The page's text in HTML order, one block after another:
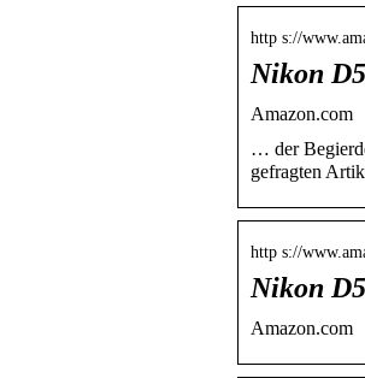
http s://
Nikon
Amazon.com
… der
gefragten
http s://
Nikon
Amazon.com